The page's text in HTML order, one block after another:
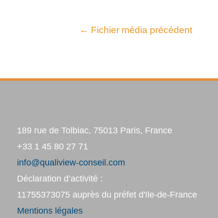
← Fichier média précédent
189 rue de Tolbiac, 75013 Paris, France
+33 1 45 80 27 71
info@qualiview-conseil.com
Déclaration d’activité :
11755373075 auprès du préfet d'Ile-de-France
Mentions légales